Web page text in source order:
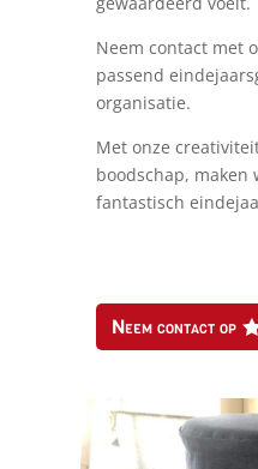
Neem contact met
passend
organisatie.
Met onze
boodschap, maken
fantastisch
Neem contact op